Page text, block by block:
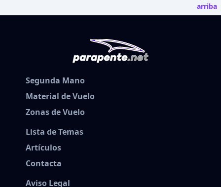
arriba
Segunda Mano
Material de Vuelo
Zonas de Vuelo
Lista de Temas
Artículos
Contacta
Aviso Legal